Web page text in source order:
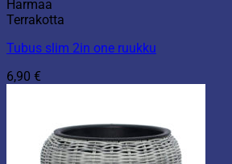
Harmaa
Terrakotta
Tubus slim 2in one ruukku
6,90 €